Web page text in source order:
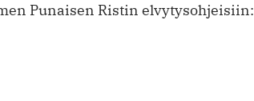
Punaisen Ristin elvytysohjeisiin: